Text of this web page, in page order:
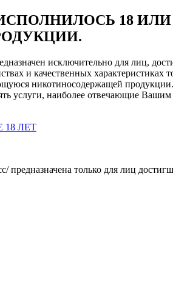
18
исключительно для лиц,
и качественных
никотиносодержащей
услуги, наиболее отвечающие
ЛЕТ
предназначена только для лиц